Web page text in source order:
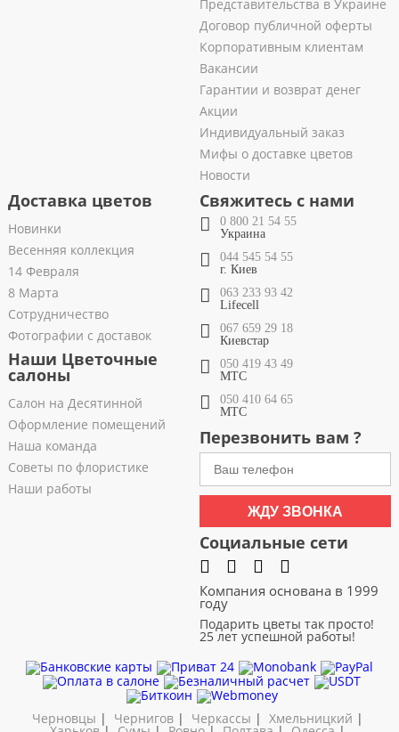
Представительства в Украине
Договор публичной оферты
Корпоративным клиентам
Вакансии
Гарантии и возврат денег
Акции
Индивидуальный заказ
Мифы о доставке цветов
Новости
Доставка цветов
Новинки
Весенняя коллекция
14 Февраля
8 Марта
Сотрудничество
Фотографии с доставок
Наши Цветочные
салоны
Салон на Десятинной
Оформление помещений
Наша команда
Советы по флористике
Наши работы
Свяжитесь с нами
0 800 21 54 55
Украина
044 545 54 55
г. Киев
063 233 93 42
Lifecell
067 659 29 18
Киевстар
050 419 43 49
МТС
050 410 64 65
МТС
Перезвонить вам ?
ЖДУ ЗВОНКА
Социальные сети
Компания основана в 1999
году
Подарить цветы так просто!
25 лет успешной работы!
Черновцы | Чернигов | Черкассы | Хмельницкий |